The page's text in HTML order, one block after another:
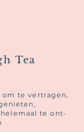
Tea
om te vertragen,
te ont-